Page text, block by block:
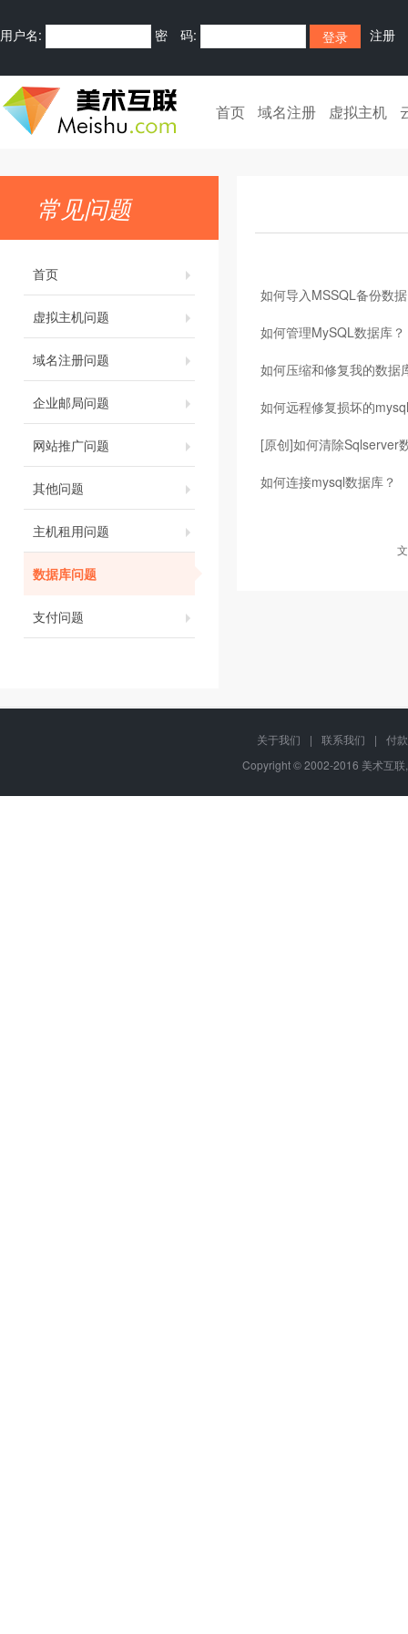
用户名: 密 码: 注册
首页 域名注册 虚拟主机
常见问题
首页
虚拟主机问题
域名注册问题
企业邮局问题
网站推广问题
其他问题
主机租用问题
数据库问题
支付问题
如何导入MSSQL备份数
如何管理MySQL数据库？
如何压缩和修复我的数据
如何远程修复损坏的
[原创]如何清除Sqlserver
如何连接mysql数据库？
关于我们 | 联系我们 |
付
Copyright © 2002-2016 美术互